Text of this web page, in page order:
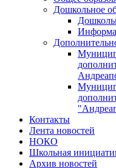
Дошкольное
Контакты
Лента новостей
НОКО
Школьная
Архив новостей